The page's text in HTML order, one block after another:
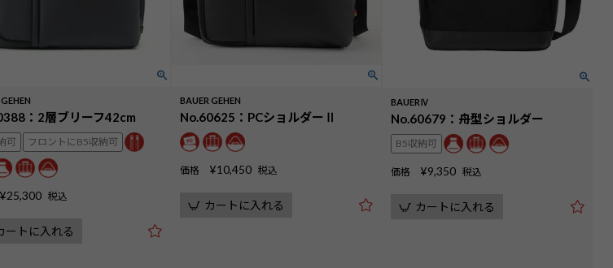
：2層ブリーフ42cm
可 フロントにB5収納可
¥25,300 税込
ートに入れる
BAUER GEHEN
No.60625：PCショルダーⅡ
価格 ¥10,450 税込
カートに入れる
BAUERⅣ
No.60679：舟型ショルダー
B5収納可
価格 ¥9,350 税込
カートに入れる